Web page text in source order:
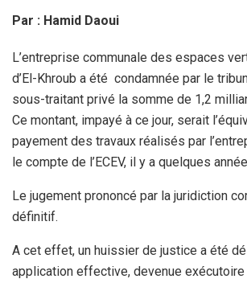
Par : Hamid Daoui
L’entreprise communale des espaces
d’El-Khroub a été condamnée par le
sous-traitant privé la somme de 1,2
Ce montant, impayé à ce jour, serait
payement des travaux réalisés par
le compte de l’ECEV, il y a quelques
Le jugement prononcé par la juridiction
définitif.
A cet effet, un huissier de justice a été
application effective, devenue